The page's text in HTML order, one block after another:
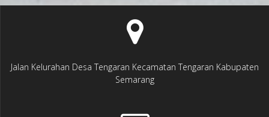
Jalan Kelurahan Desa Tengaran Kecamatan Tengaran Kabupaten
Semarang